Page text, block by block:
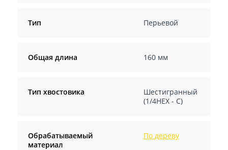
Тип Перьевой
Общая длина 160 мм
Тип хвостовика
Шестигранный
(1/4HEX - С)
Обрабатываемый
материал
По дереву